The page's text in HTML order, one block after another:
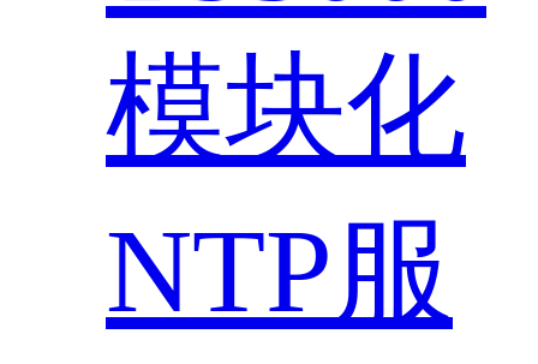
模块化
NTP服